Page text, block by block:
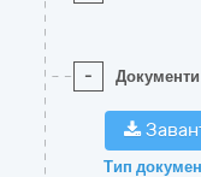
- Документи
Тип